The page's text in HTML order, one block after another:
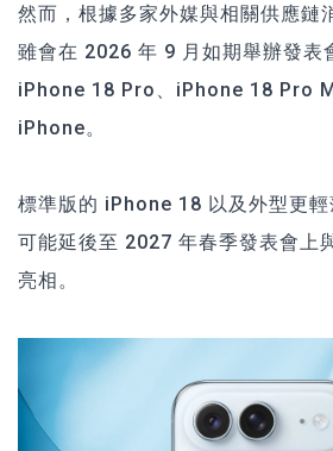
然而，根據多家外媒與相關供應鏈
雖會在 2026 年 9 月如期舉辦發表
iPhone 18 Pro、iPhone 18 Pro
iPhone。
標準版的 iPhone 18 以及外型更
可能延後至 2027 年春季發表會上
亮相。